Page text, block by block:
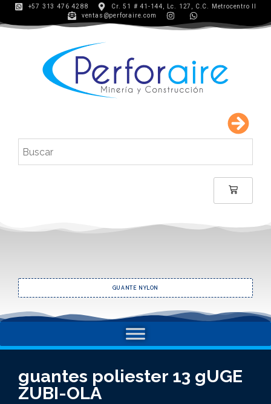
+57 313 476 4288
Cr. 51 # 41-144, Lc. 127, C.C. Metrocentro II
ventas@perforaire.com
GUANTE NYLON
guantes poliester 13 gUGE
ZUBI-OLA